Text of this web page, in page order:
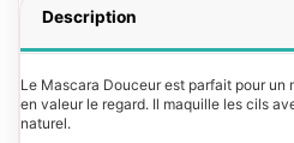
Description
Le Mascara Douceur est parfait pour
en valeur le regard. Il maquille les cils
naturel.